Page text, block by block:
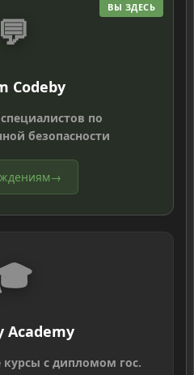
ВЫ ЗДЕСЬ
💬
Codeby
по
безопасности
→
Academy
с дипломом гос.